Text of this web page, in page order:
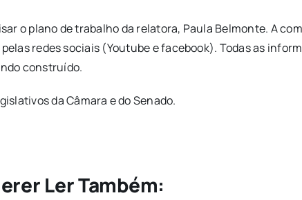
o plano de trabalho da relatora, Paula Belmonte. A
redes sociais (Youtube e facebook). Todas as
construído.
da Câmara e do Senado.
Ler Também: